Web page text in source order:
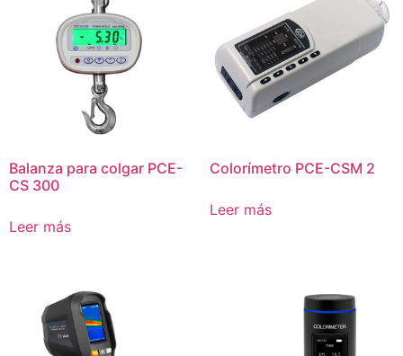
Balanza para colgar PCE-
CS 300
Leer más
Colorímetro PCE-CSM 2
Leer más